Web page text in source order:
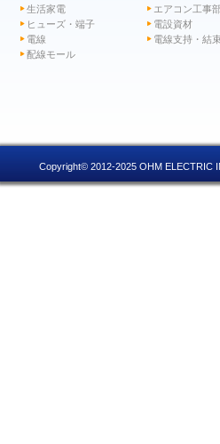
生活家電
エアコン工事
ヒューズ・端子
電設資材
電線
電線支持・結
配線モール
Copyright© 2012-2025 OHM ELECTRIC